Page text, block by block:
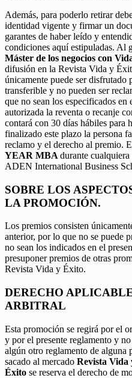
Además, para poderlo retirar
identidad vigente y firmar un
garantes de haber leído y
condiciones aquí estipuladas.
Máster de los negocios con
difusión en la Revista Vida y
únicamente puede ser disfrutado
transferible y no pueden ser
que no sean los especificados en
autorizada la reventa o recanje
contará con 30 días hábiles para
finalizado este plazo la persona
reclamo y el derecho al premio.
YEAR MBA durante
ADEN International Business
SOBRE LOS
LA PROMOCIÓN.
Los premios consisten
anterior, por lo que no se puede
no sean los indicados en el
presuponer premios de otras
Revista Vida y Éxito.
DERECHO
ARBITRAL
Esta promoción se regirá por el
y por el presente reglamento y
algún otro reglamento de alguna
sacado al mercado Revista Vida
Éxito se reserva el derecho de